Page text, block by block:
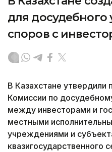
для досудебного
споров с
В Казахстане утвердили
Комиссии по
между инвесторами и
местными
учреждениями и
квазигосударственного